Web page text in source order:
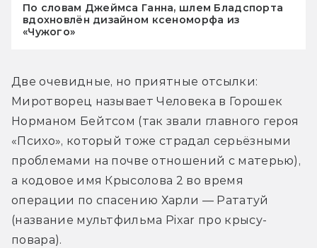
По словам Джеймса Ганна, шлем Бладспорта
вдохновлён дизайном ксеноморфа из
«Чужого»
Две очевидные, но приятные отсылки:
Миротворец называет Человека в Горошек
Норманом Бейтсом (так звали главного героя
«Психо», который тоже страдал серьёзными
проблемами на почве отношений с матерью),
а кодовое имя Крысолова 2 во время
операции по спасению Харли — Рататуй
(название мультфильма Pixar про крысу-
повара).